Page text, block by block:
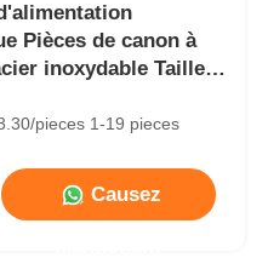
Pièces de canon à
inoxydable Taille
pieces 1-19 pieces
Causez
Récipient-citerne ISO pour liquide chimique acide HCL 40 pieds Dimensions extérieures 1219x2438x2591mm
Conteneur-citerne ISO haute capacité standard 30 000 litres 40 pieds pour camion-citerne de carburant